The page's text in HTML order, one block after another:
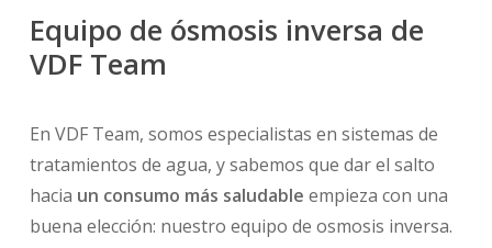
Equipo de ósmosis inversa de
VDF Team
En VDF Team, somos especialistas en sistemas de
tratamientos de agua, y sabemos que dar el salto
hacia un consumo más saludable empieza con una
buena elección: nuestro equipo de osmosis inversa.